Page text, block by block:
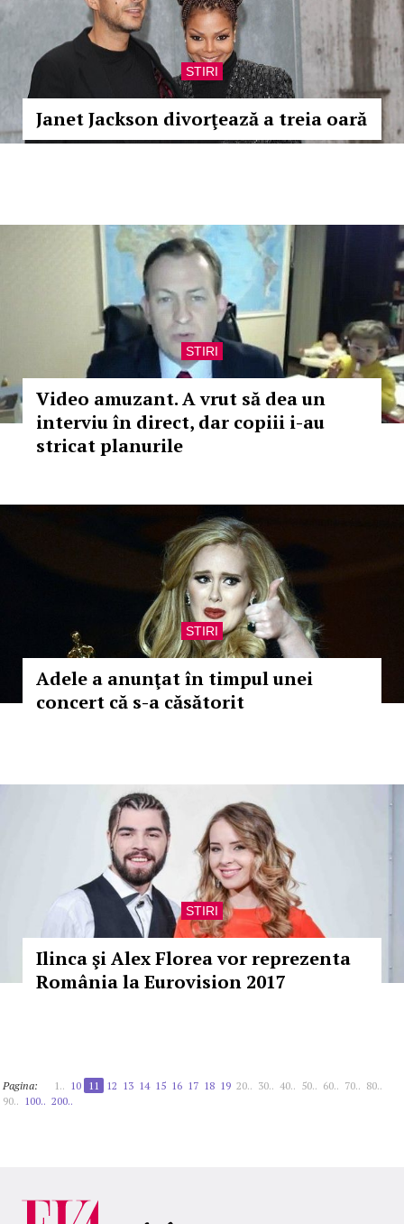
STIRI
Janet Jackson divorţează a treia oară
STIRI
Video amuzant. A vrut să dea un
interviu în direct, dar copiii i-au
stricat planurile
STIRI
Adele a anunţat în timpul unei
concert că s-a căsătorit
STIRI
Ilinca şi Alex Florea vor reprezenta
România la Eurovision 2017
Pagina: 1.. 10 11 12 13 14 15 16 17 18 19 20.. 30.. 40.. 50.. 60.. 70.. 80..
90.. 100.. 200..